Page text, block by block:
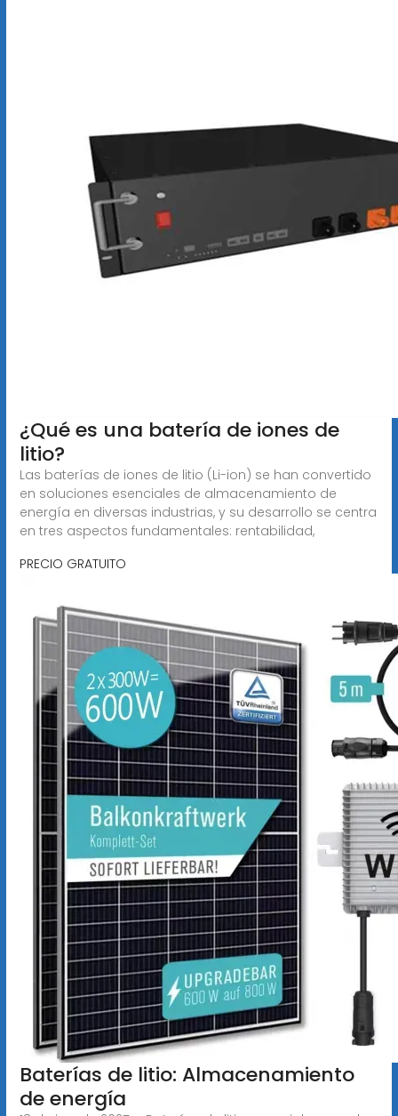
¿Qué es una batería de iones de
litio?
Las baterías de iones de litio (Li-ion) se han convertido
en soluciones esenciales de almacenamiento de
energía en diversas industrias, y su desarrollo se centra
en tres aspectos fundamentales: rentabilidad,
PRECIO GRATUITO
Baterías de litio: Almacenamiento
de energía